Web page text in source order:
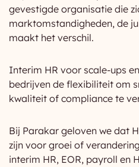
gevestigde organisatie die
marktomstandigheden, de
maakt het verschil.
Interim HR voor scale-ups
bedrijven de flexibiliteit om
kwaliteit of compliance te
Bij Parakar geloven we dat
zijn voor groei of
interim HR, EOR, payroll en